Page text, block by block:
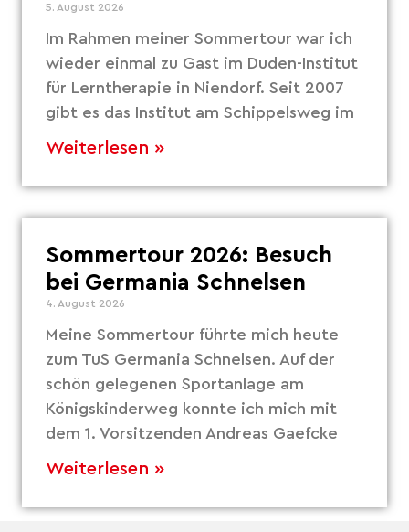
5. August 2026
Im Rahmen meiner Sommertour war ich
wieder einmal zu Gast im Duden-Institut
für Lerntherapie in Niendorf. Seit 2007
gibt es das Institut am Schippelsweg im
Weiterlesen »
Sommertour 2026: Besuch
bei Germania Schnelsen
4. August 2026
Meine Sommertour führte mich heute
zum TuS Germania Schnelsen. Auf der
schön gelegenen Sportanlage am
Königskinderweg konnte ich mich mit
dem 1. Vorsitzenden Andreas Gaefcke
Weiterlesen »